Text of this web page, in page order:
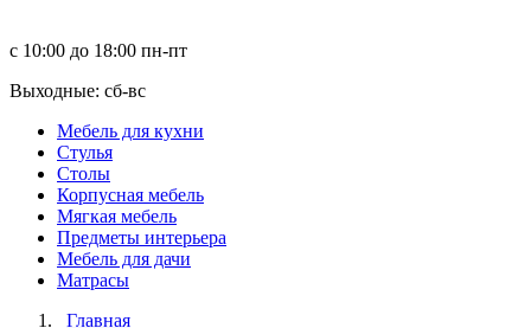
с 10:00 до 18:00 пн-пт
Выходные: сб-вc
Мебель для кухни
Стулья
Столы
Корпусная мебель
Мягкая мебель
Предметы интерьера
Мебель для дачи
Матраcы
Главная